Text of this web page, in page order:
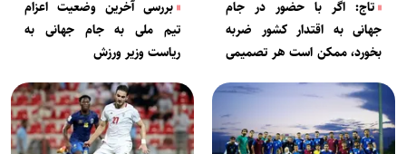
تاج: اگر با حضور در جام
جهانی به اقتدار کشور ضربه
بخورد، ممکن است هر تصمیمی
شد+فیلم
بررسی آخرین وضعیت اعزام
تیم ملی به جام جهانی به
ریاست وزیر ورزش